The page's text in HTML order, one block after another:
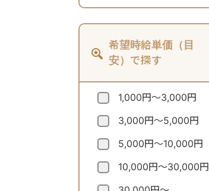
希望時給単価（目
安）で探す
1,000円～3,000円
3,000円～5,000円
5,000円～10,000円
10,000円～30,000円